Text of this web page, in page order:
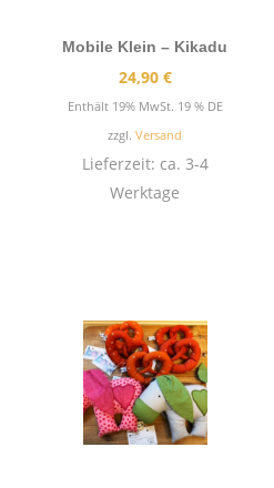
Mobile Klein – Kikadu
24,90 €
Enthält 19% MwSt. 19 % DE
zzgl.Versand
Lieferzeit: ca. 3-4
Werktage